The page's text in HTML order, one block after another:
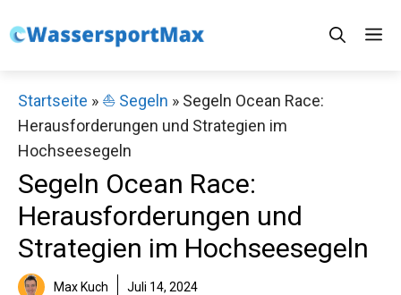
Inhalt
Startseite » ⛵️ Segeln » Segeln Ocean Race:
Herausforderungen und Strategien im
Hochseesegeln
Segeln Ocean Race:
Herausforderungen und
Strategien im Hochseesegeln
Max Kuch Juli 14, 2024